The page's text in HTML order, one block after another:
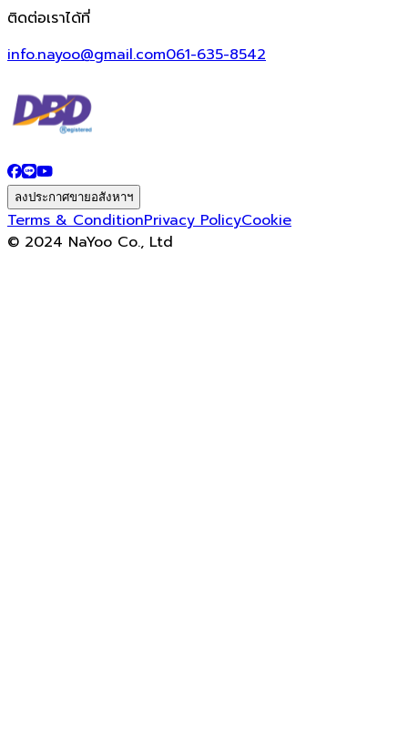
ติดต่อเราได้ที่
info.nayoo@gmail.com061-635-8542
ลงประกาศขายอสังหาฯ
Terms & ConditionPrivacy PolicyCookie
© 2024 NaYoo Co., Ltd